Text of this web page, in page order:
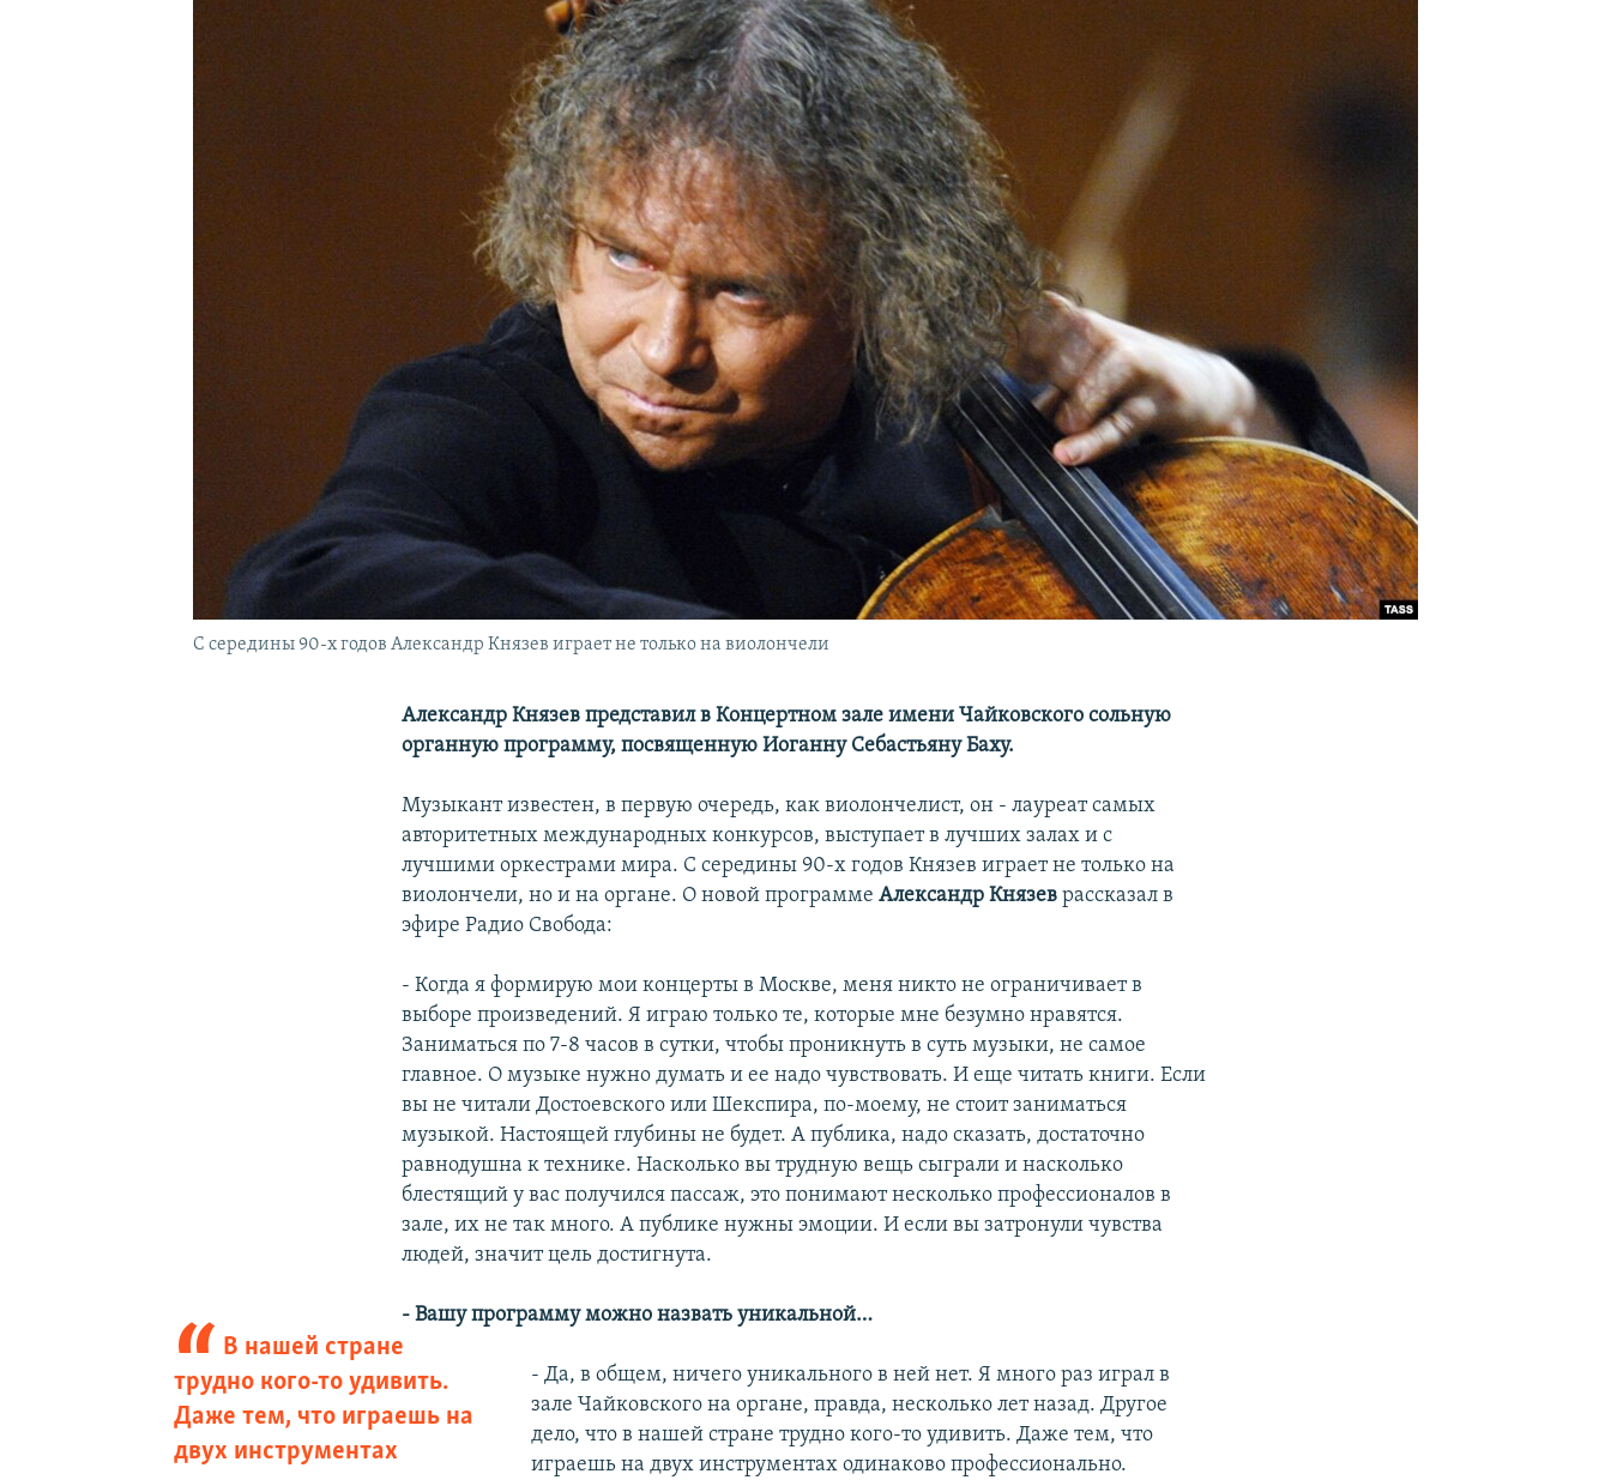
С середины 90-х годов Александр Князев играет не только на виолончели
Александр Князев представил в Концертном зале имени Чайковского сольную
органную программу, посвященную Иоганну Себастьяну Баху.
Музыкант известен, в первую очередь, как виолончелист, он - лауреат самых
авторитетных международных конкурсов, выступает в лучших залах и с
лучшими оркестрами мира. С середины 90-х годов Князев играет не только на
виолончели, но и на органе. О новой программеАлександр Князев рассказал в
эфире Радио Свобода:
- Когда я формирую мои концерты в Москве, меня никто не ограничивает в
выборе произведений. Я играю только те, которые мне безумно нравятся.
Заниматься по 7-8 часов в сутки, чтобы проникнуть в суть музыки, не самое
главное. О музыке нужно думать и ее надо чувствовать. И еще читать книги. Если
вы не читали Достоевского или Шекспира, по-моему, не стоит заниматься
музыкой. Настоящей глубины не будет. А публика, надо сказать, достаточно
равнодушна к технике. Насколько вы трудную вещь сыграли и насколько
блестящий у вас получился пассаж, это понимают несколько профессионалов в
зале, их не так много. А публике нужны эмоции. И если вы затронули чувства
людей, значит цель достигнута.
- Вашу программу можно назвать уникальной…
В нашей стране
трудно кого-то удивить.
Даже тем, что играешь на
двух инструментах
- Да, в общем, ничего уникального в ней нет. Я много раз играл в
зале Чайковского на органе, правда, несколько лет назад. Другое
дело, что в нашей стране трудно кого-то удивить. Даже тем, что
играешь на двух инструментах одинаково профессионально.